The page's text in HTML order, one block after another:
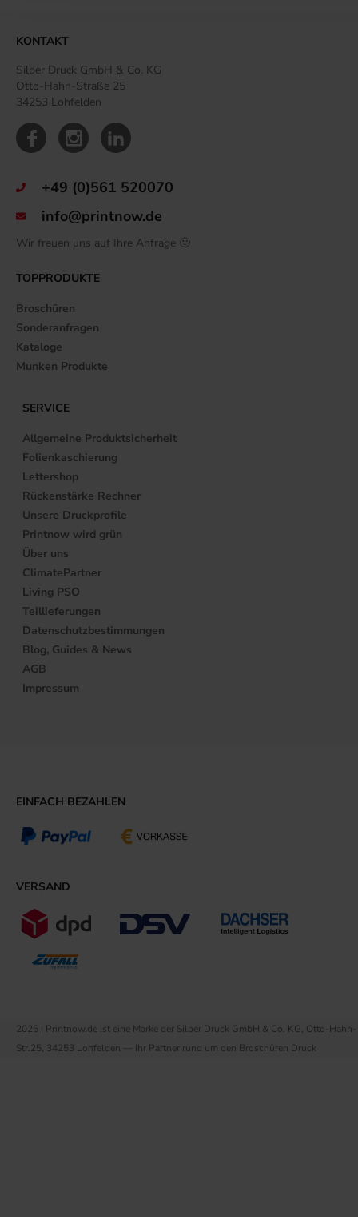
KONTAKT
Silber Druck GmbH & Co. KG
Otto-Hahn-Straße 25
34253 Lohfelden
+49 (0)561 520070
info@printnow.de
Wir freuen uns auf Ihre Anfrage 🙂
TOPPRODUKTE
Broschüren
Sonderanfragen
Kataloge
Munken Produkte
SERVICE
Allgemeine Produktsicherheit
Folienkaschierung
Lettershop
Rückenstärke Rechner
Unsere Druckprofile
Printnow wird grün
Über uns
ClimatePartner
Living PSO
Teillieferungen
Datenschutzbestimmungen
Blog, Guides & News
AGB
Impressum
EINFACH BEZAHLEN
VERSAND
2026 | Printnow.de ist eine Marke der Silber Druck GmbH & Co. KG, Otto-Hahn-
Str.25, 34253 Lohfelden — Ihr Partner rund um den Broschüren Druck